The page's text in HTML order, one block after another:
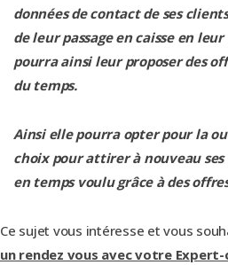
données de contact de ses
de leur passage en caisse en
pourra ainsi leur proposer des
du temps.
Ainsi elle pourra opter pour la ou
choix pour attirer à nouveau
en temps voulu grâce à des
Ce sujet vous intéresse et vous
un rendez vous avec votre